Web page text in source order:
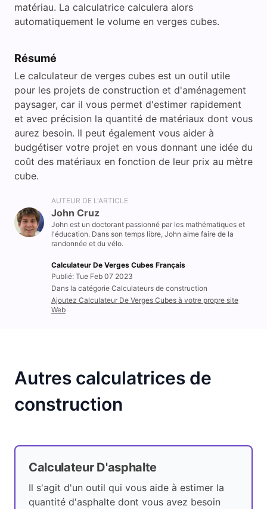
matériau. La calculatrice calculera alors
automatiquement le volume en verges cubes.
Résumé
Le calculateur de verges cubes est un outil utile
pour les projets de construction et d'aménagement
paysager, car il vous permet d'estimer rapidement
et avec précision la quantité de matériaux dont vous
aurez besoin. Il peut également vous aider à
budgétiser votre projet en vous donnant une idée du
coût des matériaux en fonction de leur prix au mètre
cube.
AUTEUR DE L'ARTICLE
John Cruz
John est un doctorant passionné par les mathématiques et
l'éducation. Dans son temps libre, John aime faire de la
randonnée et du vélo.
Calculateur De Verges Cubes Français
Publié: Tue Feb 07 2023
Dans la catégorie Calculateurs de construction
Ajoutez Calculateur De Verges Cubes à votre propre site
Web
Autres calculatrices de
construction
Calculateur D'asphalte
Il s'agit d'un outil qui vous aide à estimer la
quantité d'asphalte dont vous avez besoin